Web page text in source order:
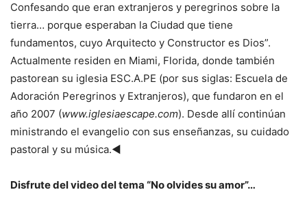
Confesando que eran extranjeros y peregrinos sobre la
tierra… porque esperaban la Ciudad que tiene
fundamentos, cuyo Arquitecto y Constructor es Dios”.
Actualmente residen en Miami, Florida, donde también
pastorean su iglesia ESC.A.PE (por sus siglas: Escuela de
Adoración Peregrinos y Extranjeros), que fundaron en el
año 2007 (www.iglesiaescape.com). Desde allí continúan
ministrando el evangelio con sus enseñanzas, su cuidado
pastoral y su música.◄
Disfrute del video del tema “No olvides su amor”…